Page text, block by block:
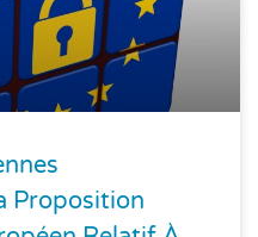
Proposition